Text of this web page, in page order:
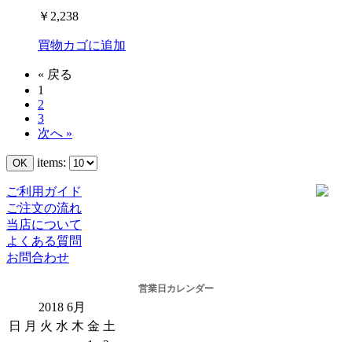
￥2,238
買物カゴに追加
« 戻る
1
2
3
次へ »
items:
ご利用ガイド
ご注文の流れ
当店について
よくある質問
お問合わせ
営業日カレンダー
2018 6月
日
月 火 水 木 金 土